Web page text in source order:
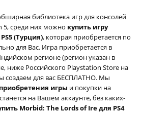
библиотека игр для консолей
5, среди них можно купить игру
(Турция), которая приобретается по
для Вас. Игра приобретается в
регионе (регион указан в
ниже Российского Playstation Store на
создаем для вас БЕСПЛАТНО. Мы
приобретения игры и покупки на
на Вашем аккаунте, без каких-
Morbid: The Lords of Ire для PS4